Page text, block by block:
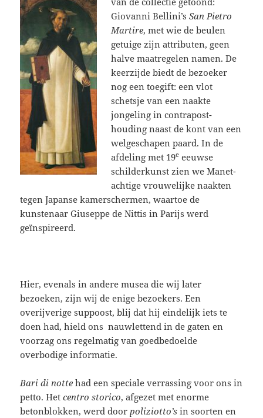
Giovanni Bellini’sSan Pietro
Martire, met wie de beulen
getuige zijn attributen, geen
halve maatregelen namen. De
keerzijde biedt de bezoeker
nog een toegift: een vlot
schetsje van een naakte
jongeling in contrapost-
houding naast de kont van een
welgeschapen paard. In de
afdeling met 19e eeuwse
schilderkunst zien we Manet-
achtige vrouwelijke naakten
tegen Japanse kamerschermen, waartoe de
kunstenaar Giuseppe de Nittis in Parijs werd
geïnspireerd.
Hier, evenals in andere musea die wij later
bezoeken, zijn wij de enige bezoekers. Een
overijverige suppoost, blij dat hij eindelijk iets te
doen had, hield ons nauwlettend in de gaten en
voorzag ons regelmatig van goedbedoelde
overbodige informatie.
Bari di notte had een speciale verrassing voor ons in
petto. Hetcentro storico, afgezet met enorme
betonblokken, werd doorpoliziotto’s in soorten en